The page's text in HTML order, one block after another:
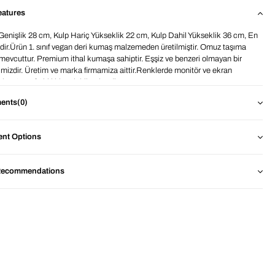
28 cm, Kulp Hariç Yükseklik 22 cm, Kulp Dahil Yükseklik 36 cm, En
1. sınıf vegan deri kumaş malzemeden üretilmiştir. Omuz taşıma
mevcuttur. Premium ithal kumaşa sahiptir. Eşşiz ve benzeri olmayan bir
Üretim ve marka firmamiza aittir.Renklerde monitör ve ekran
(0)
Options